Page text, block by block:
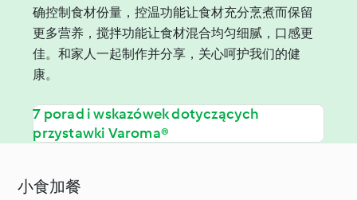
确控制食材份量，控温功能让食材充分烹煮而保留
更多营养，搅拌功能让食材混合均匀细腻，口感更
佳。和家人一起制作并分享，关心呵护我们的健
康。
7 porad i wskazówek dotyczących
przystawki Varoma®
小食加餐